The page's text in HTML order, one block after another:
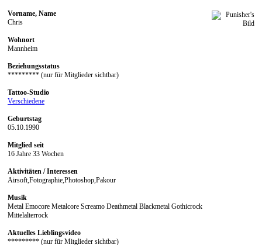
Vorname, Name
Chris
Wohnort
Mannheim
Beziehungsstatus
********* (nur für Mitglieder sichtbar)
Tattoo-Studio
Verschiedene
Geburtstag
05.10.1990
Mitglied seit
16 Jahre 33 Wochen
Aktivitäten / Interessen
Airsoft,Fotographie,Photoshop,Pakour
Musik
Metal Emocore Metalcore Screamo Deathmetal Blackmetal Gothicrock
Mittelalterrock
Aktuelles Lieblingsvideo
********* (nur für Mitglieder sichtbar)